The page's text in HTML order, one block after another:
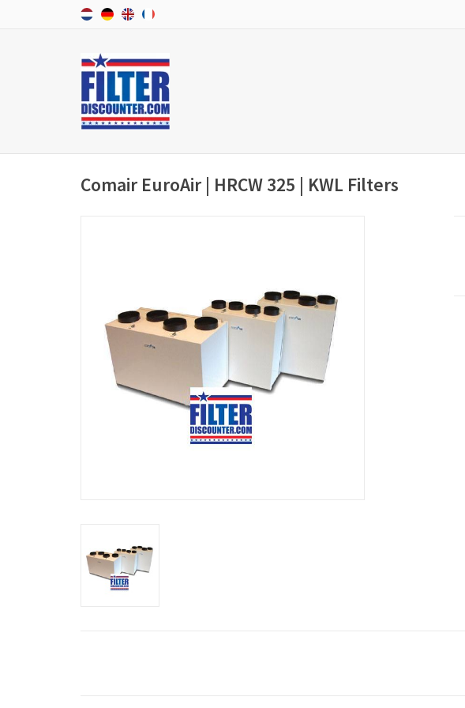
Comair EuroAir | HRCW 325 | KWL Filters